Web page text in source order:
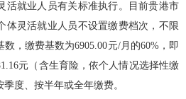
活就业人员有关标准执行。目前贵港市
体灵活就业人员不设置缴费档次，不限
，缴费基数为6905.00元/月的60%，即
元（含生育险，依个人情况选择性缴
度、按半年或全年缴费。